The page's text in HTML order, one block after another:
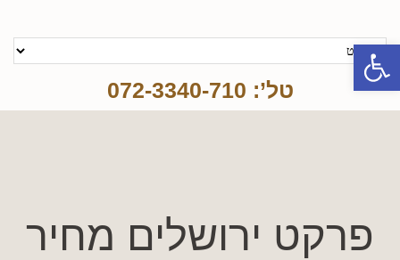
טל’: 072-3340-710
פרקט ירושלים מחיר
פתח סרגל נגישות